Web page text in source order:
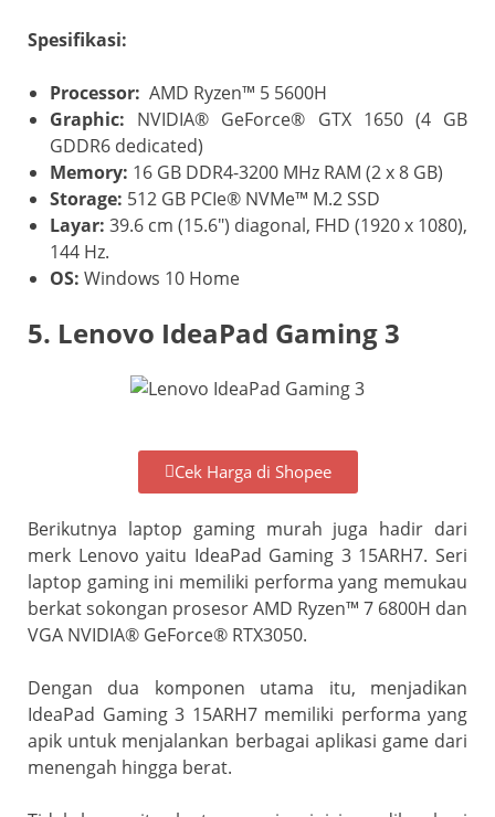
Spesifikasi:
Processor: AMD Ryzen™ 5 5600H
Graphic: NVIDIA® GeForce® GTX 1650 (4 GB
GDDR6 dedicated)
Memory: 16 GB DDR4-3200 MHz RAM (2 x 8 GB)
Storage: 512 GB PCIe® NVMe™ M.2 SSD
Layar: 39.6 cm (15.6″) diagonal, FHD (1920 x 1080),
144 Hz.
OS: Windows 10 Home
5. Lenovo IdeaPad Gaming 3
Cek Harga di Shopee
Berikutnya laptop gaming murah juga hadir dari
merk Lenovo yaitu IdeaPad Gaming 3 15ARH7. Seri
laptop gaming ini memiliki performa yang memukau
berkat sokongan prosesor AMD Ryzen™ 7 6800H dan
VGA NVIDIA® GeForce® RTX3050.
Dengan dua komponen utama itu, menjadikan
IdeaPad Gaming 3 15ARH7 memiliki performa yang
apik untuk menjalankan berbagai aplikasi game dari
menengah hingga berat.